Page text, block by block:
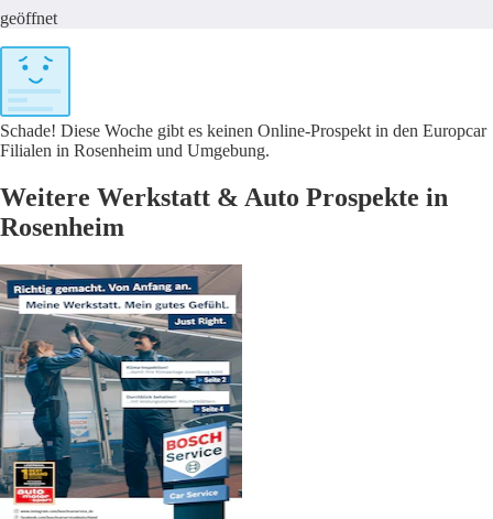
geöffnet
Schade! Diese Woche gibt es keinen Online-Prospekt in den Europcar
Filialen in Rosenheim und Umgebung.
Weitere Werkstatt & Auto Prospekte in
Rosenheim